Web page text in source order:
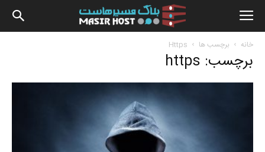
بلاگ
خانه برچسب ها Https
برچسب: https